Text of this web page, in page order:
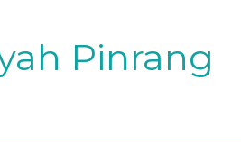
Pinrang